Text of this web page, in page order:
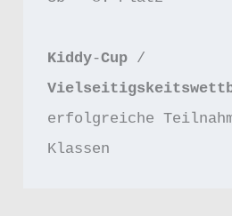
Kiddy-Cup
erfolgreiche
Klassen